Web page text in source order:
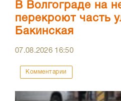
В Волгограде на
перекроют часть
Бакинская
07.08.2026 16:50
Комментарии